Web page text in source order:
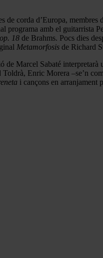
corda d’Europa,
programa amb el guitarrista
18 de Brahms. Pocs dies
Metamorfosis de Richard
Marcel Sabaté interpretarà
Enric Morera –se’n
i cançons en arranjament